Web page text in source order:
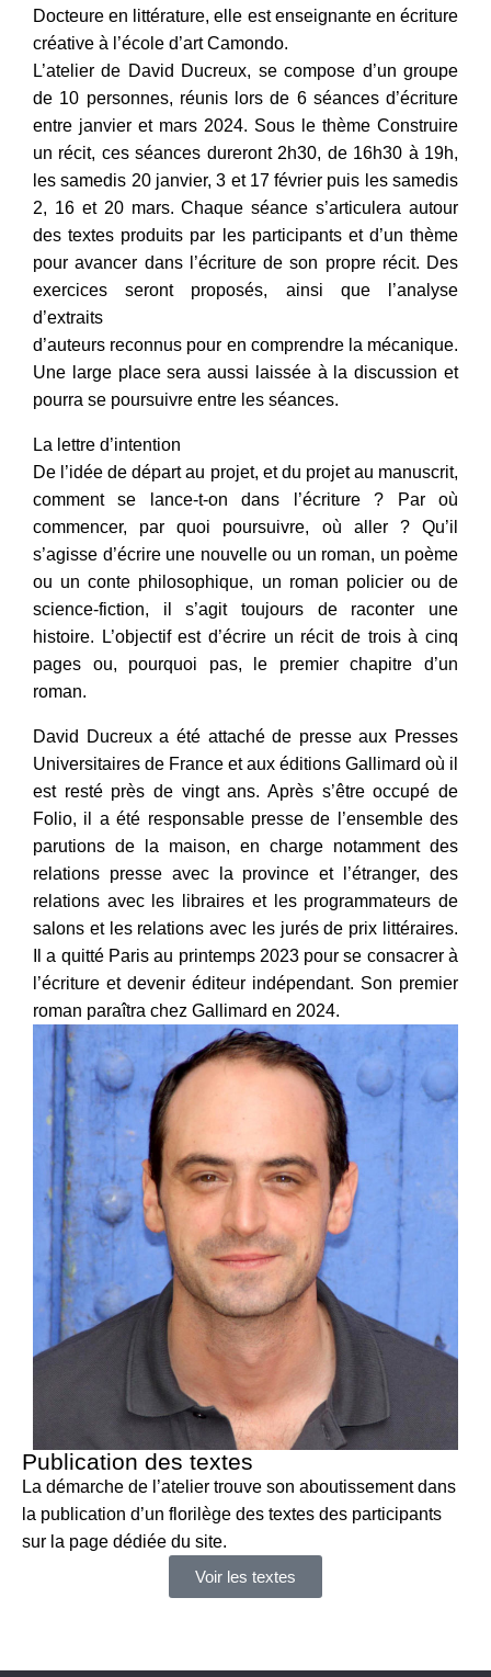
Docteure en littérature, elle est enseignante en écriture
créative à l’école d’art Camondo.
L’atelier de David Ducreux, se compose d’un groupe
de 10 personnes, réunis lors de 6 séances d’écriture
entre janvier et mars 2024. Sous le thème Construire
un récit, ces séances dureront 2h30, de 16h30 à 19h,
les samedis 20 janvier, 3 et 17 février puis les samedis
2, 16 et 20 mars. Chaque séance s’articulera autour
des textes produits par les participants et d’un thème
pour avancer dans l’écriture de son propre récit. Des
exercices seront proposés, ainsi que l’analyse
d’extraits
d’auteurs reconnus pour en comprendre la mécanique.
Une large place sera aussi laissée à la discussion et
pourra se poursuivre entre les séances.
La lettre d’intention
De l’idée de départ au projet, et du projet au manuscrit,
comment se lance-t-on dans l’écriture ? Par où
commencer, par quoi poursuivre, où aller ? Qu’il
s’agisse d’écrire une nouvelle ou un roman, un poème
ou un conte philosophique, un roman policier ou de
science-fiction, il s’agit toujours de raconter une
histoire. L’objectif est d’écrire un récit de trois à cinq
pages ou, pourquoi pas, le premier chapitre d’un
roman.
David Ducreux a été attaché de presse aux Presses
Universitaires de France et aux éditions Gallimard où il
est resté près de vingt ans. Après s’être occupé de
Folio, il a été responsable presse de l’ensemble des
parutions de la maison, en charge notamment des
relations presse avec la province et l’étranger, des
relations avec les libraires et les programmateurs de
salons et les relations avec les jurés de prix littéraires.
Il a quitté Paris au printemps 2023 pour se consacrer à
l’écriture et devenir éditeur indépendant. Son premier
roman paraîtra chez Gallimard en 2024.
Publication des textes
La démarche de l’atelier trouve son aboutissement dans
la publication d’un florilège des textes des participants
sur la page dédiée du site.
Voir les textes